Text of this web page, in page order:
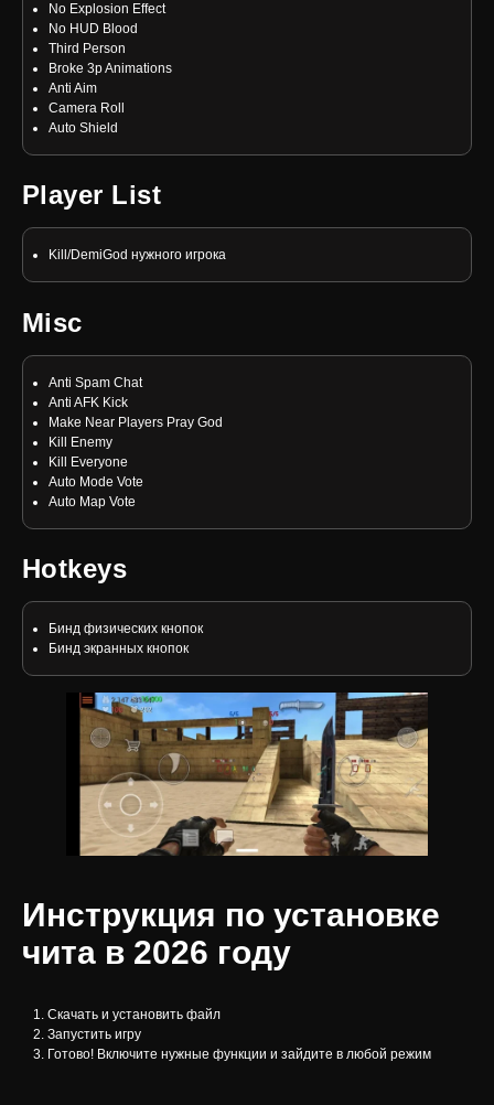
No Explosion Effect
No HUD Blood
Third Person
Broke 3p Animations
Anti Aim
Camera Roll
Auto Shield
Player List
Kill/DemiGod нужного игрока
Misc
Anti Spam Chat
Anti AFK Kick
Make Near Players Pray God
Kill Enemy
Kill Everyone
Auto Mode Vote
Auto Map Vote
Hotkeys
Бинд физических кнопок
Бинд экранных кнопок
Инструкция по установке
чита в 2026 году
Скачать и установить файл
Запустить игру
Готово! Включите нужные функции и зайдите в любой режим